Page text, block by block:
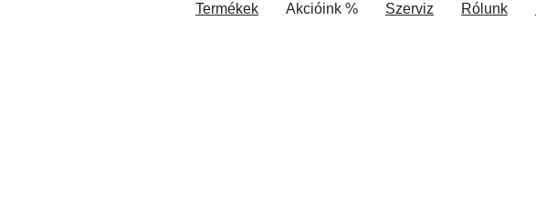
Termékek Akcióink % Szerviz Rólunk